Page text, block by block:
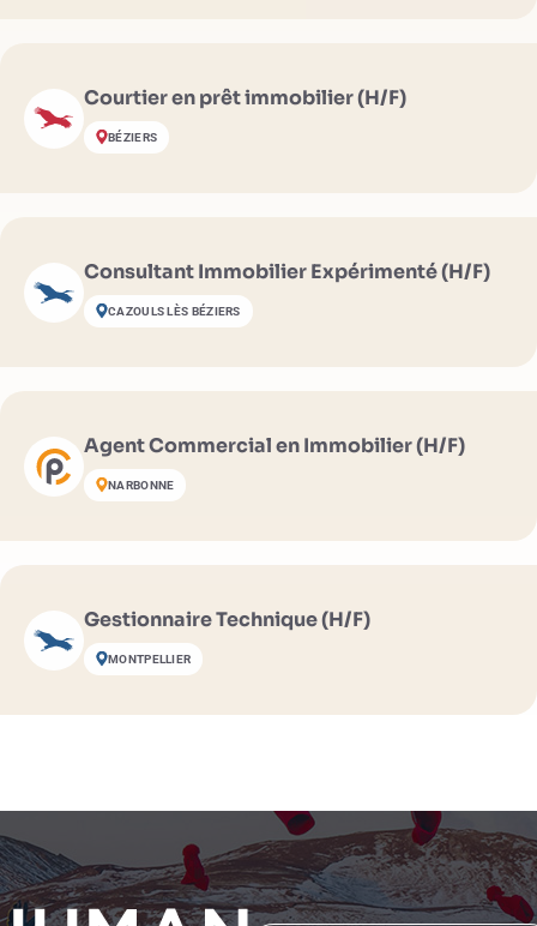
Courtier en prêt immobilier (H/F)
BÉZIERS
Consultant Immobilier Expérimenté (H/F)
CAZOULS LÈS BÉZIERS
Agent Commercial en Immobilier (H/F)
NARBONNE
Gestionnaire Technique (H/F)
MONTPELLIER